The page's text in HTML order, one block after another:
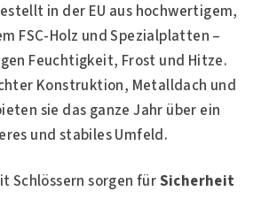
in der EU aus hochwertigem,
FSC-Holz und Spezialplatten –
Feuchtigkeit, Frost und Hitze.
Konstruktion, Metalldach und
sie das ganze Jahr über ein
und stabiles Umfeld.
Schlössern sorgen fürSicherheit